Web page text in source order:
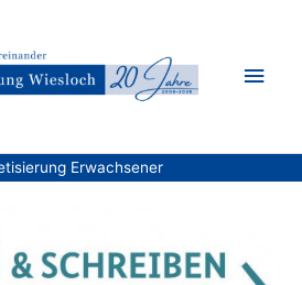
Erwachsener